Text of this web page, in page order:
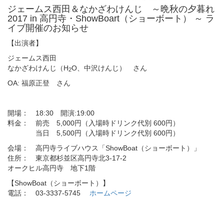
ジェームス西田＆なかざわけんじ ～晩秋の夕暮れ
2017 in 高円寺・ShowBoart（ショーボート） ～ ラ
イブ開催のお知らせ
【出演者】
ジェームス西田
なかざわけんじ（H2O、中沢けんじ） さん
OA: 福原正登 さん
開場： 18:30 開演:19:00
料金： 前売 5,000円（入場時ドリンク代別 600円）
当日 5,500円（入場時ドリンク代別 600円）
会場： 高円寺ライブハウス「ShowBoat（ショーボート）」
住所： 東京都杉並区高円寺北3-17-2
オークヒル高円寺 地下1階
【ShowBoat（ショーボート）】
電話： 03-3337-5745 ホームページ